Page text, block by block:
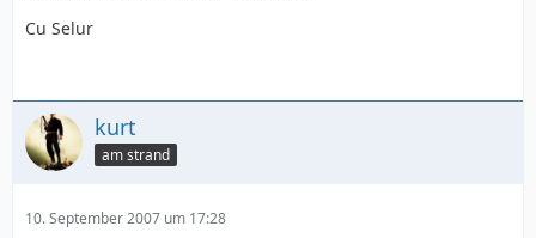
Cu Selur
kurt
am strand
10. September 2007 um 17:28